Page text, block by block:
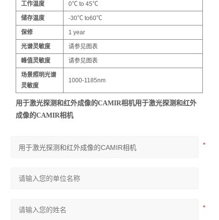
工作温度 0℃ to 45℃
储存温度 -30℃ to60℃
保修 1 year
光谱灵敏度 请参见图表
峰值灵敏度 请参见图表
场景照明光谱
灵敏度
1000-1185nm
用于激光探测和红外成像的CAMIR相机用于激光探测和红外
成像的CAMIR相机